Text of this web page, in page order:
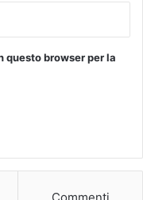
questo browser per la